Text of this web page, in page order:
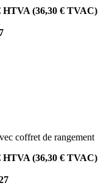
HTVA (36,30 € TVAC)
coffret de rangement
HTVA (36,30 € TVAC)